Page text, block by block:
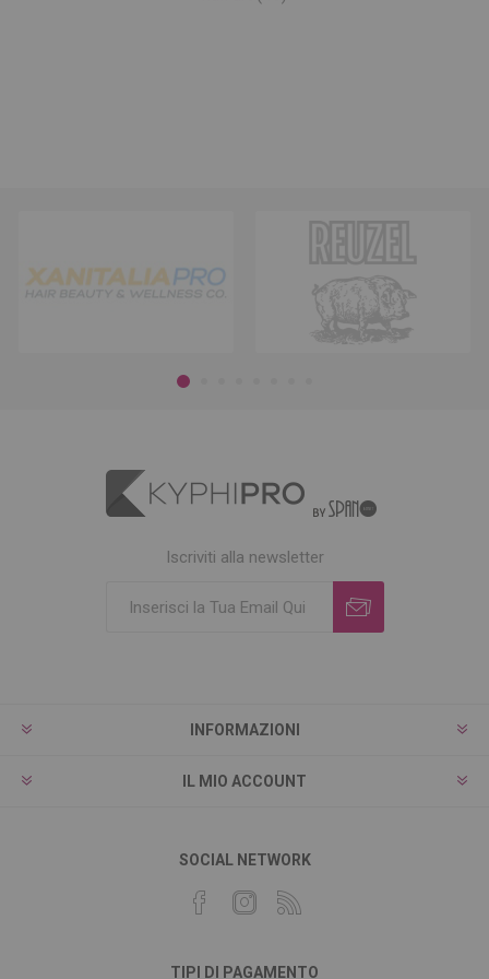
Iscriviti alla newsletter
INFORMAZIONI
IL MIO ACCOUNT
SOCIAL NETWORK
TIPI DI PAGAMENTO